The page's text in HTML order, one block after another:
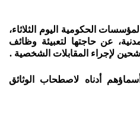
الحكومية اليوم الثلاثاء،
عن حاجتها لتعبيئة وظائف
لإجراء المقابلات الشخصية .
أدناه لاصطحاب الوثائق